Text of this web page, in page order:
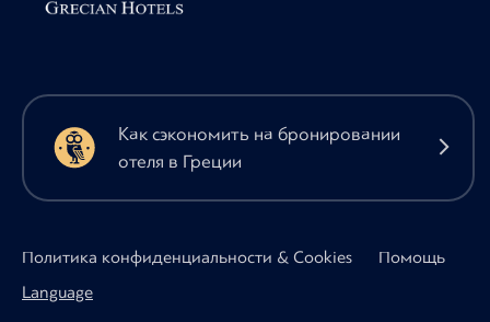
Как сэкономить на бронировании
отеля в Греции
Политика конфиденциальности & Cookies
Помощь
Language